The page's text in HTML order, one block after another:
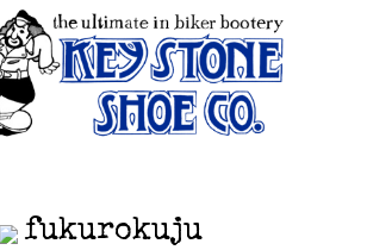
fukurokuju